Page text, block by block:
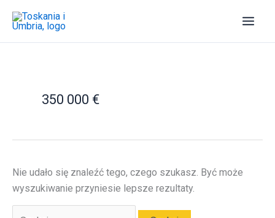
350 000 €
Nie udało się znaleźć tego, czego szukasz. Być może
wyszukiwanie przyniesie lepsze rezultaty.